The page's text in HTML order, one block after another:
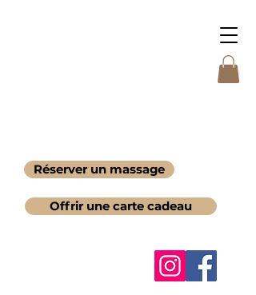
Réserver un massage
Offrir une carte cadeau